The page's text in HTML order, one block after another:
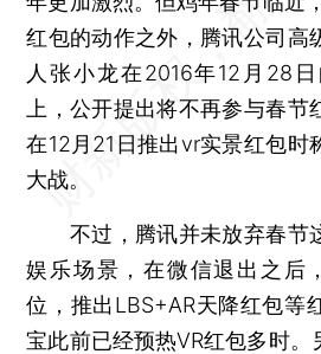
红包的动作之外，腾讯公司高
人张小龙在2016年12月28
上，公开提出将不再参与春
在12月21日推出vr实景红包时
大战。
不过，腾讯并未放弃春节
娱乐场景，在微信退出之后
位，推出LBS+AR天降红包等
宝此前已经预热VR红包多时。